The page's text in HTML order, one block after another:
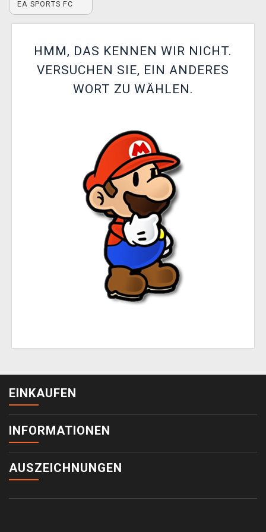
XZONE CLUB
EA SPORTS FC
HMM, DAS KENNEN WIR NICHT.
VERSUCHEN SIE, EIN ANDERES
WORT ZU WÄHLEN.
EINKAUFEN
INFORMATIONEN
AUSZEICHNUNGEN